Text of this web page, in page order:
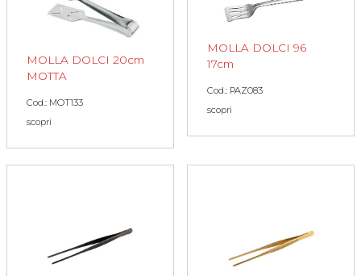
MOLLA DOLCI 20cm
MOTTA
Cod.: MOT133
scopri
MOLLA DOLCI 96
17cm
Cod.: PAZ083
scopri